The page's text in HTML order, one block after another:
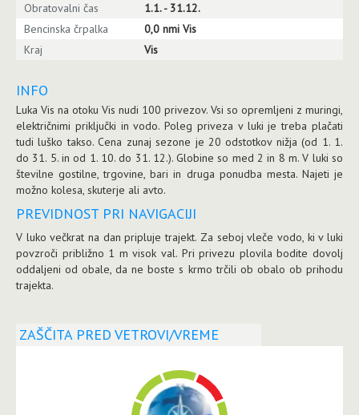
Obratovalni čas
1.1. - 31.12.
Bencinska črpalka
0,0 nmi Vis
Kraj
Vis
INFO
Luka Vis na otoku Vis nudi 100 privezov. Vsi so opremljeni z muringi,
električnimi priključki in vodo. Poleg priveza v luki je treba plačati
tudi luško takso. Cena zunaj sezone je 20 odstotkov nižja (od 1. 1.
do 31. 5. in od 1. 10. do 31. 12.). Globine so med 2 in 8 m. V luki so
številne gostilne, trgovine, bari in druga ponudba mesta. Najeti je
možno kolesa, skuterje ali avto.
PREVIDNOST PRI NAVIGACIJI
V luko večkrat na dan pripluje trajekt. Za seboj vleče vodo, ki v luki
povzroči približno 1 m visok val. Pri privezu plovila bodite dovolj
oddaljeni od obale, da ne boste s krmo trčili ob obalo ob prihodu
trajekta.
ZAŠČITA PRED VETROVI/VREME